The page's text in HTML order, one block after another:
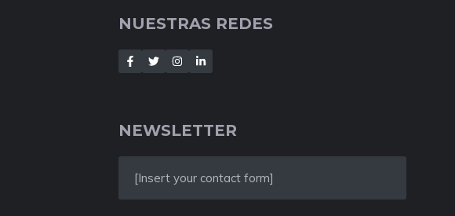
NUESTRAS REDES
NEWSLETTER
[Insert your contact form]